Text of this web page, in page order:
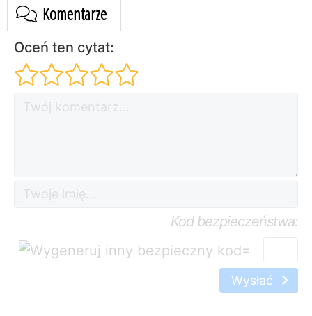
Komentarze
Oceń ten cytat:
Kod bezpieczeństwa:
=
Wysłać